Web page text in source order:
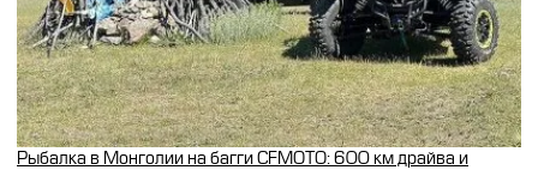
Рыбалка в Монголии на багги CFMOTO: 600 км драйва и